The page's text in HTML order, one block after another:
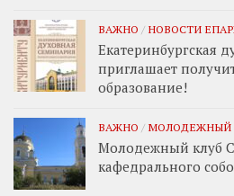
ВАЖНО / НОВОСТИ
Екатеринбургская
приглашает
образование!
ВАЖНО / МОЛОДЕЖНЫЙ
Молодежный клуб
кафедрального